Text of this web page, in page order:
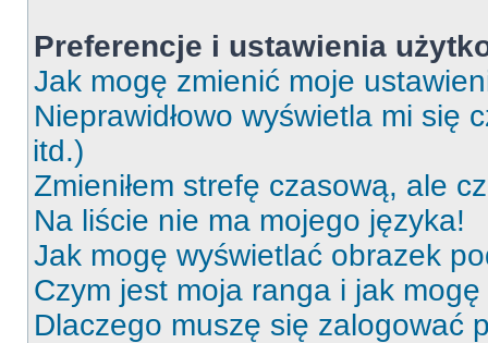
Preferencje i ustawienia
Jak mogę zmienić moje
Nieprawidłowo wyświetla mi się
itd.)
Zmieniłem strefę czasową, ale
Na liście nie ma mojego języka!
Jak mogę wyświetlać obrazek
Czym jest moja ranga i jak
Dlaczego muszę się zalogować